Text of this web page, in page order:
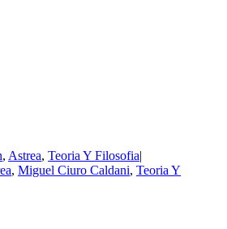
, Astrea,Teoria Y Filosofia|
,Miguel Ciuro Caldani,Teoria Y